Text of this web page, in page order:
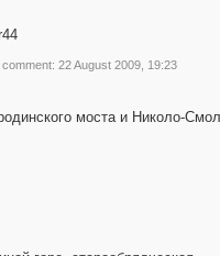
comment: 22 August 2009, 19:23
моста и Николо-